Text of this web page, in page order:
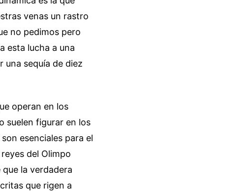
venas un rastro
no pedimos pero
esta lucha a una
una sequía de diez
operan en los
suelen figurar en los
esenciales para el
del Olimpo
la verdadera
que rigen a